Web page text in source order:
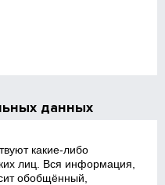
данных
какие‑либо
лиц. Вся информация,
обобщённый,